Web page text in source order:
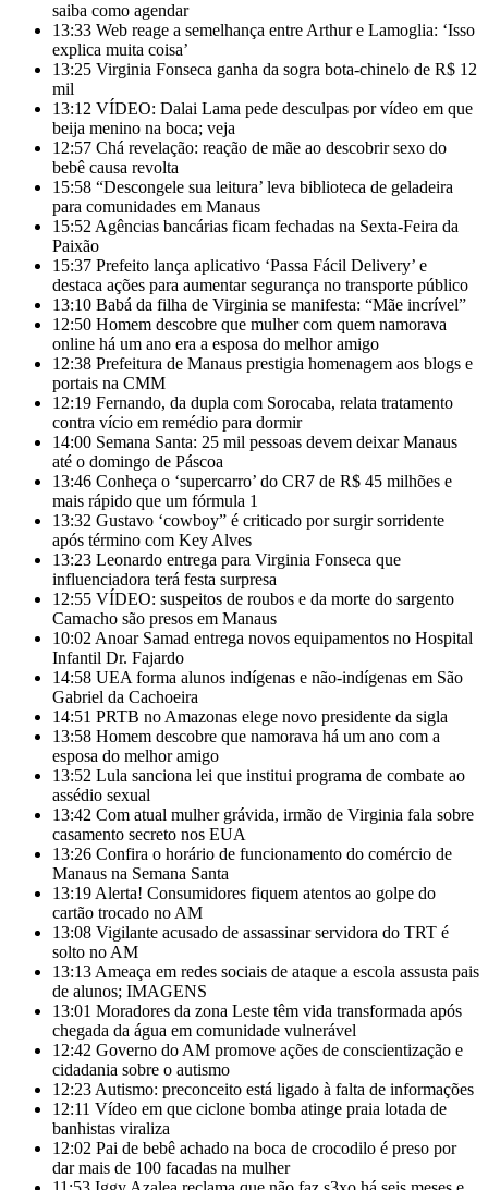
saiba como agendar
13:33 Web reage a semelhança entre Arthur e Lamoglia: ‘Isso
explica muita coisa’
13:25 Virginia Fonseca ganha da sogra bota-chinelo de R$ 12
mil
13:12 VÍDEO: Dalai Lama pede desculpas por vídeo em que
beija menino na boca; veja
12:57 Chá revelação: reação de mãe ao descobrir sexo do
bebê causa revolta
15:58 “Descongele sua leitura’ leva biblioteca de geladeira
para comunidades em Manaus
15:52 Agências bancárias ficam fechadas na Sexta-Feira da
Paixão
15:37 Prefeito lança aplicativo ‘Passa Fácil Delivery’ e
destaca ações para aumentar segurança no transporte público
13:10 Babá da filha de Virginia se manifesta: “Mãe incrível”
12:50 Homem descobre que mulher com quem namorava
online há um ano era a esposa do melhor amigo
12:38 Prefeitura de Manaus prestigia homenagem aos blogs e
portais na CMM
12:19 Fernando, da dupla com Sorocaba, relata tratamento
contra vício em remédio para dormir
14:00 Semana Santa: 25 mil pessoas devem deixar Manaus
até o domingo de Páscoa
13:46 Conheça o ‘supercarro’ do CR7 de R$ 45 milhões e
mais rápido que um fórmula 1
13:32 Gustavo ‘cowboy” é criticado por surgir sorridente
após término com Key Alves
13:23 Leonardo entrega para Virginia Fonseca que
influenciadora terá festa surpresa
12:55 VÍDEO: suspeitos de roubos e da morte do sargento
Camacho são presos em Manaus
10:02 Anoar Samad entrega novos equipamentos no Hospital
Infantil Dr. Fajardo
14:58 UEA forma alunos indígenas e não-indígenas em São
Gabriel da Cachoeira
14:51 PRTB no Amazonas elege novo presidente da sigla
13:58 Homem descobre que namorava há um ano com a
esposa do melhor amigo
13:52 Lula sanciona lei que institui programa de combate ao
assédio sexual
13:42 Com atual mulher grávida, irmão de Virginia fala sobre
casamento secreto nos EUA
13:26 Confira o horário de funcionamento do comércio de
Manaus na Semana Santa
13:19 Alerta! Consumidores fiquem atentos ao golpe do
cartão trocado no AM
13:08 Vigilante acusado de assassinar servidora do TRT é
solto no AM
13:13 Ameaça em redes sociais de ataque a escola assusta pais
de alunos; IMAGENS
13:01 Moradores da zona Leste têm vida transformada após
chegada da água em comunidade vulnerável
12:42 Governo do AM promove ações de conscientização e
cidadania sobre o autismo
12:23 Autismo: preconceito está ligado à falta de informações
12:11 Vídeo em que ciclone bomba atinge praia lotada de
banhistas viraliza
12:02 Pai de bebê achado na boca de crocodilo é preso por
dar mais de 100 facadas na mulher